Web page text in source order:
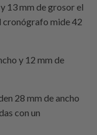
13 mm de grosor el
cronógrafo mide 42
y 12 mm de
28 mm de ancho
con un